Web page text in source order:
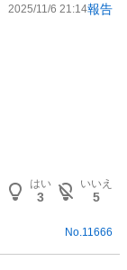
2025/11/6 21:14報告
はい
3
いいえ
5
No. 11666